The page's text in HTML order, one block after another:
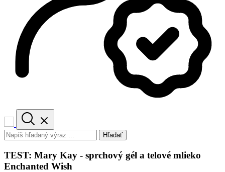
Hľadať
TEST: Mary Kay - sprchový gél a telové mlieko
Enchanted Wish